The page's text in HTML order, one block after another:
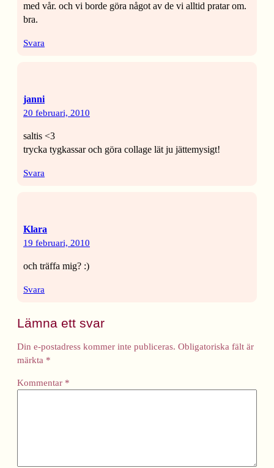
med vår. och vi borde göra något av de vi alltid pratar om.
bra.
Svara
janni
20 februari, 2010
saltis <3
trycka tygkassar och göra collage lät ju jättemysigt!
Svara
Klara
19 februari, 2010
och träffa mig? :)
Svara
Lämna ett svar
Din e-postadress kommer inte publiceras. Obligatoriska fält är
märkta *
Kommentar *